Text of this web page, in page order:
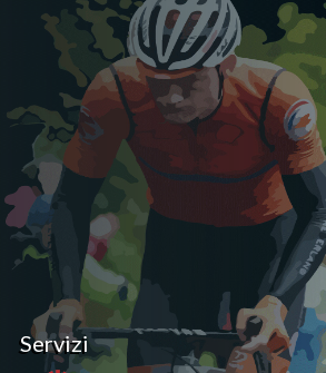
Servizi